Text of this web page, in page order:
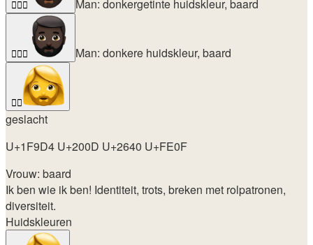
🧔🏾‍♂️ Man: donkergetinte huidskleur, baard
🧔🏿‍♂️ Man: donkere huidskleur, baard
🧔‍♀️
geslacht
U+1F9D4 U+200D U+2640 U+FE0F
Vrouw: baard
Ik ben wie ik ben! Identiteit, trots, breken met rolpatronen,
diversiteit.
Huidskleuren